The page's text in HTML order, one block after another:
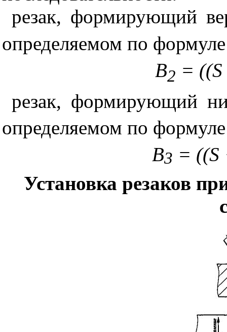
резак, формирующий
определяемом по
B2 =
резак, формирующий
определяемом по
В3 = ((S
Установка резаков